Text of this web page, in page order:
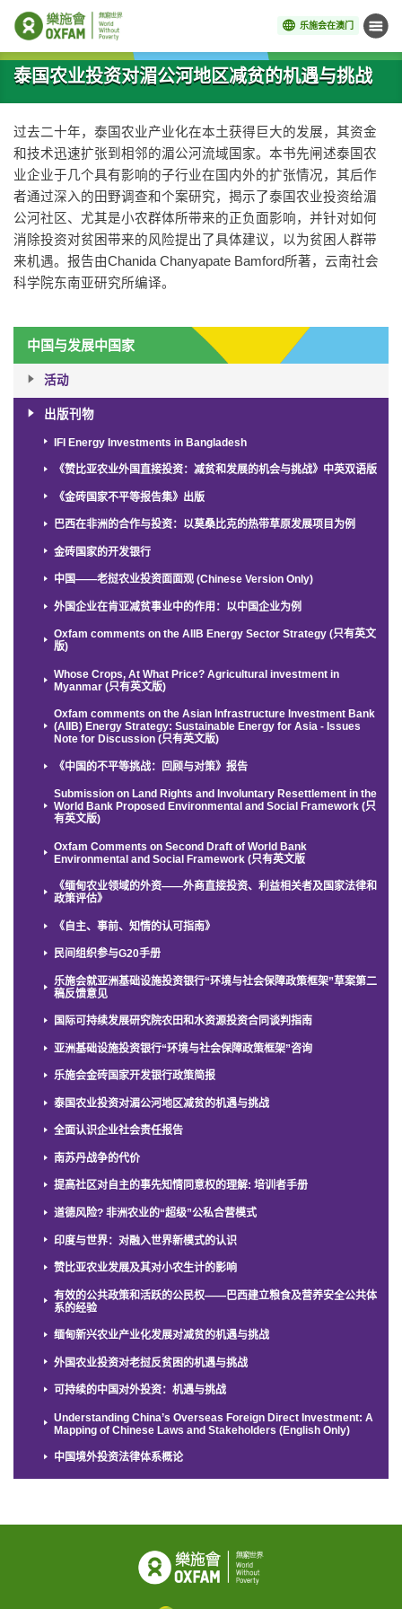
乐施会在澳门 菜单
开始主要内容
泰国农业投资对湄公河地区减贫的机遇与挑战
中国与发展中国家
活动
出版刊物
IFI Energy Investments in Bangladesh
《赞比亚农业外国直接投资：减贫和发展的机会与挑战》中英双语版
《金砖国家不平等报告集》出版
巴西在非洲的合作与投资：以莫桑比克的热带草原发展项目为例
金砖国家的开发银行
中国——老挝农业投资面面观 (Chinese Version Only)
外国企业在肯亚减贫事业中的作用：以中国企业为例
Oxfam comments on the AIIB Energy Sector Strategy (只有英文
版)
Whose Crops, At What Price? Agricultural investment in
Myanmar (只有英文版)
Oxfam comments on the Asian Infrastructure Investment Bank
(AIIB) Energy Strategy: Sustainable Energy for Asia - Issues
Note for Discussion (只有英文版)
《中国的不平等挑战：回顾与对策》报告
Submission on Land Rights and Involuntary Resettlement in the
World Bank Proposed Environmental and Social Framework (只
有英文版)
Oxfam Comments on Second Draft of World Bank
Environmental and Social Framework (只有英文版
《缅甸农业领域的外资——外商直接投资、利益相关者及国家法律和
政策评估》
《自主、事前、知情的认可指南》
民间组织参与G20手册
乐施会就亚洲基础设施投资银行“环境与社会保障政策框架”草案第二
稿反馈意见
国际可持续发展研究院农田和水资源投资合同谈判指南
亚洲基础设施投资银行“环境与社会保障政策框架”咨询
乐施会金砖国家开发银行政策简报
泰国农业投资对湄公河地区减贫的机遇与挑战
全面认识企业社会责任报告
南苏丹战争的代价
提高社区对自主的事先知情同意权的理解: 培训者手册
道德风险? 非洲农业的“超级”公私合营模式
印度与世界：对融入世界新模式的认识
赞比亚农业发展及其对小农生计的影响
有效的公共政策和活跃的公民权——巴西建立粮食及营养安全公共体
系的经验
缅甸新兴农业产业化发展对减贫的机遇与挑战
外国农业投资对老挝反贫困的机遇与挑战
可持续的中国对外投资：机遇与挑战
Understanding China’s Overseas Foreign Direct Investment: A
Mapping of Chinese Laws and Stakeholders (English Only)
中国境外投资法律体系概论
过去二十年，泰国农业产业化在本土获得巨大的发展，其资金
和技术迅速扩张到相邻的湄公河流域国家。本书先闸述泰国农
业企业于几个具有影响的子行业在国内外的扩张情况，其后作
者通过深入的田野调查和个案研究，揭示了泰国农业投资给湄
公河社区、尤其是小农群体所带来的正负面影响，并针对如何
消除投资对贫困带来的风险提出了具体建议，以为贫困人群带
来机遇。报告由Chanida Chanyapate Bamford所著，云南社会
科学院东南亚研究所编译。